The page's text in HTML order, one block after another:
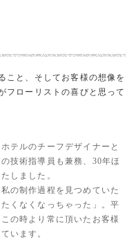
こと、そしてお客様の想像を
フローリストの喜びと思って
テルのチーフデザイナーと
技術指導員も兼務、30年ほ
しました。
の制作過程を見つめていた
くなくなっちゃった」。平
の時より常に頂いたお客様
います。